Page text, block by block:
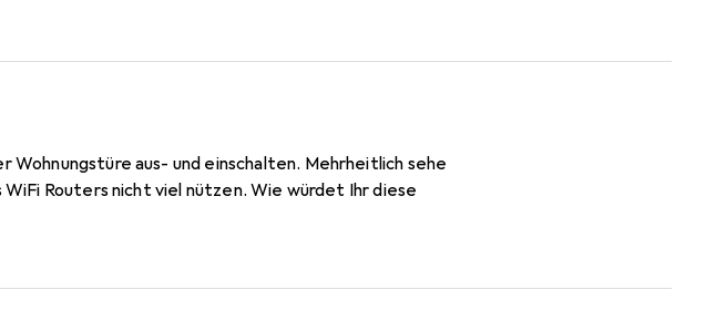
aus- und einschalten. Mehrheitlich sehe
Routers nicht viel nützen. Wie würdet Ihr diese